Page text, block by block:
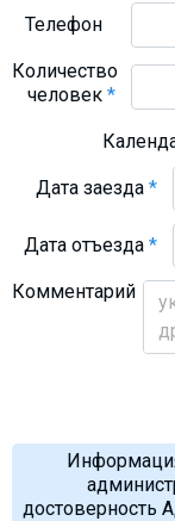
Телефон
Количество
человек*
Дата заезда*
Дата отъезда*
Комментарий
достоверность